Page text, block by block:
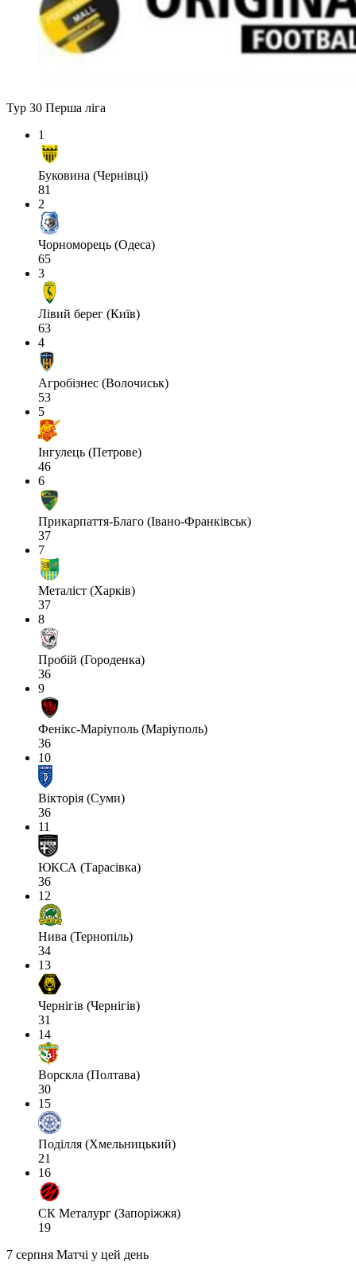
Тур 30 Перша ліга
1
Буковина (Чернівці)
81
2
Чорноморець (Одеса)
65
3
Лівий берег (Київ)
63
4
Агробізнес (Волочиськ)
53
5
Інгулець (Петрове)
46
6
Прикарпаття-Благо (Івано-Франківськ)
37
7
Металіст (Харків)
37
8
Пробій (Городенка)
36
9
Фенікс-Маріуполь (Маріуполь)
36
10
Вікторія (Суми)
36
11
ЮКСА (Тарасівка)
36
12
Нива (Тернопіль)
34
13
Чернігів (Чернігів)
31
14
Ворскла (Полтава)
30
15
Поділля (Хмельницький)
21
16
СК Металург (Запоріжжя)
19
7 серпня Матчі у цей день